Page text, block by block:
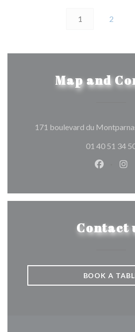
1 2
Map and
171 boulevard du
01 40 51 34
Contact
BOOK A